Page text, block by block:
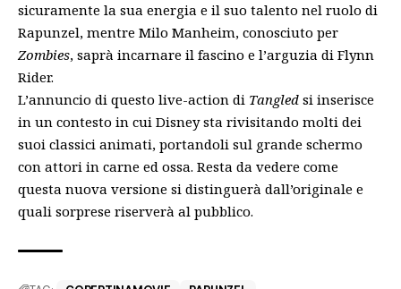
sicuramente la sua energia e il suo talento nel ruolo di
Rapunzel, mentre Milo Manheim, conosciuto per
Zombies, saprà incarnare il fascino e l’arguzia di Flynn
Rider.
L’annuncio di questo live-action di Tangled si inserisce
in un contesto in cui Disney sta rivisitando molti dei
suoi classici animati, portandoli sul grande schermo
con attori in carne ed ossa. Resta da vedere come
questa nuova versione si distinguerà dall’originale e
quali sorprese riserverà al pubblico.